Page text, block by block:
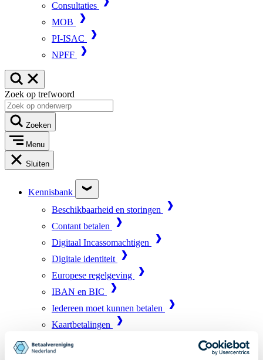
Consultaties
MOB
PI-ISAC
NPFF
Zoek op trefwoord
Zoeken
Menu
Sluiten
Kennisbank
Beschikbaarheid en storingen
Contant betalen
Digitaal Incassomachtigen
Digitale identiteit
Europese regelgeving
IBAN en BIC
Iedereen moet kunnen betalen
Kaartbetalingen
Marktinfrastructuur